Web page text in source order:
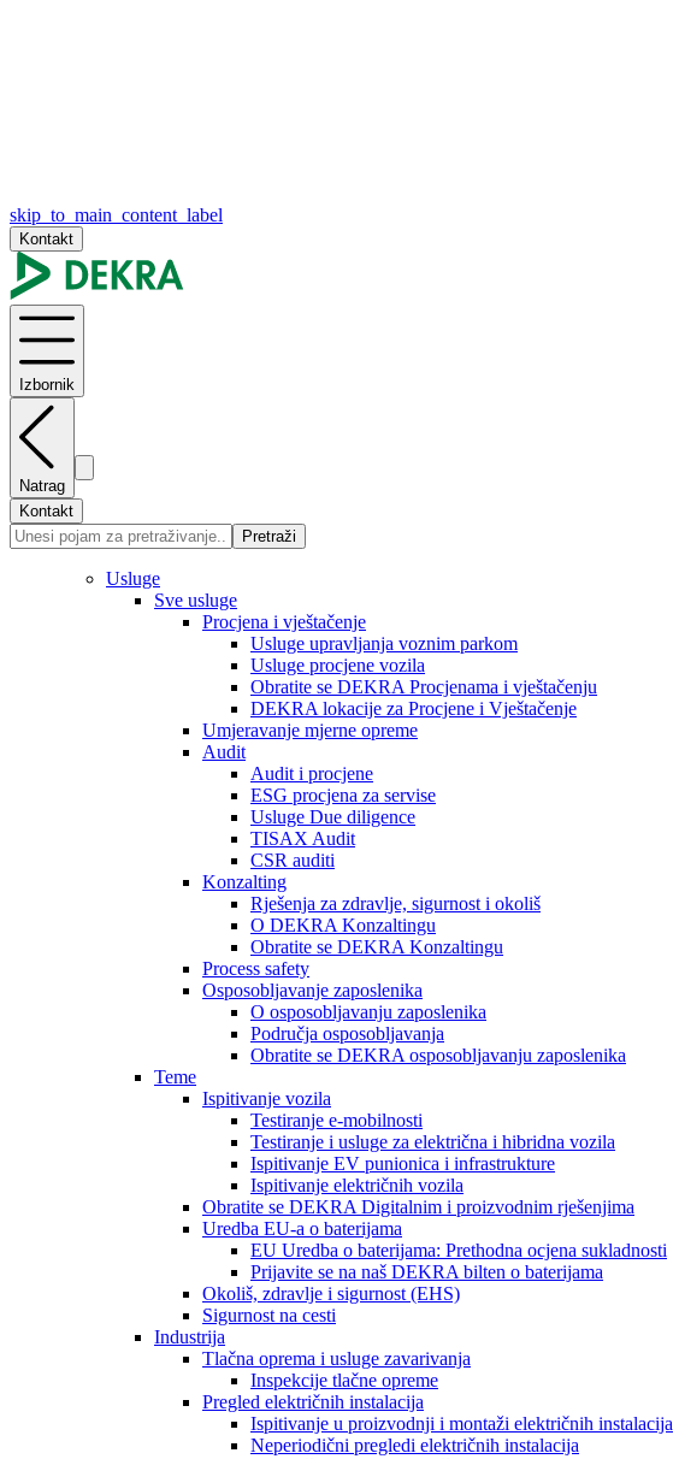
skip_to_main_content_label
Kontakt
Izbornik
Natrag
Kontakt
Pretraži
Usluge
Sve usluge
Procjena i vještačenje
Usluge upravljanja voznim parkom
Usluge procjene vozila
Obratite se DEKRA Procjenama i vještačenju
DEKRA lokacije za Procjene i Vještačenje
Umjeravanje mjerne opreme
Audit
Audit i procjene
ESG procjena za servise
Usluge Due diligence
TISAX Audit
CSR auditi
Konzalting
Rješenja za zdravlje, sigurnost i okoliš
O DEKRA Konzaltingu
Obratite se DEKRA Konzaltingu
Process safety
Osposobljavanje zaposlenika
O osposobljavanju zaposlenika
Područja osposobljavanja
Obratite se DEKRA osposobljavanju zaposlenika
Teme
Ispitivanje vozila
Testiranje e-mobilnosti
Testiranje i usluge za električna i hibridna vozila
Ispitivanje EV punionica i infrastrukture
Ispitivanje električnih vozila
Obratite se DEKRA Digitalnim i proizvodnim rješenjima
Uredba EU-a o baterijama
EU Uredba o baterijama: Prethodna ocjena sukladnosti
Prijavite se na naš DEKRA bilten o baterijama
Okoliš, zdravlje i sigurnost (EHS)
Sigurnost na cesti
Industrija
Tlačna oprema i usluge zavarivanja
Inspekcije tlačne opreme
Pregled električnih instalacija
Ispitivanje u proizvodnji i montaži električnih instalacija
Neperiodični pregledi električnih instalacija